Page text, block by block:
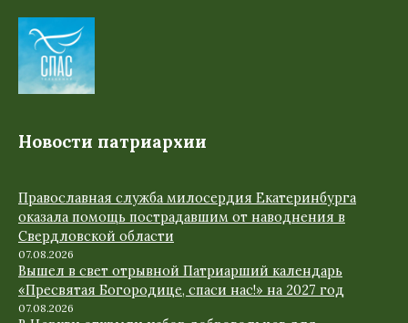
Новости патриархии
Православная служба милосердия Екатеринбурга
оказала помощь пострадавшим от наводнения в
Свердловской области
07.08.2026
Вышел в свет отрывной Патриарший календарь
«Пресвятая Богородице, спаси нас!» на 2027 год
07.08.2026